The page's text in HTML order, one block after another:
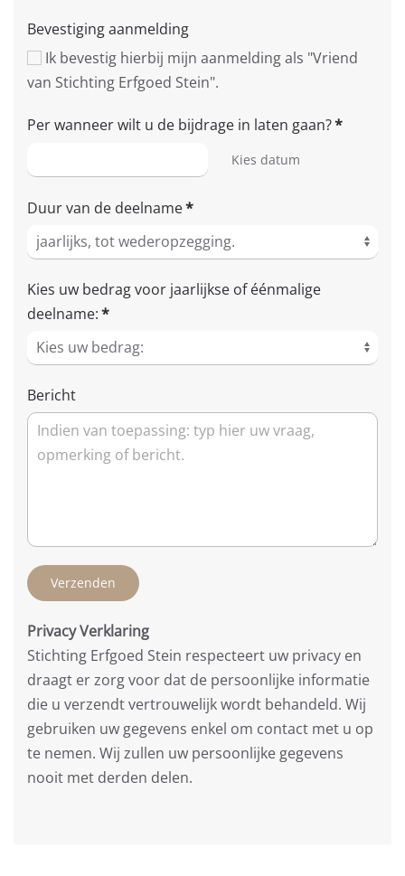
Bevestiging aanmelding
van Stichting Erfgoed Stein".
Per wanneer wilt u de bijdrage in laten gaan?*
Kies datum
Duur van de deelname*
Kies uw bedrag voor jaarlijkse of éénmalige
deelname:*
Bericht
Verzenden
Privacy Verklaring
Stichting Erfgoed Stein respecteert uw privacy en
draagt er zorg voor dat de persoonlijke informatie
die u verzendt vertrouwelijk wordt behandeld. Wij
gebruiken uw gegevens enkel om contact met u op
te nemen. Wij zullen uw persoonlijke gegevens
nooit met derden delen.